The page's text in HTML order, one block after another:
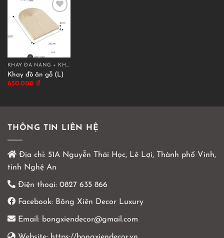
KHAY ĐA NĂNG + KHAY TRANG TRÍ
Khay đồ ăn gỗ (L)
650.000 ₫
THÔNG TIN LIÊN HỆ
Địa chỉ: 51A Nguyễn Thái Học, Lê Lợi, Thành phố Vinh,
tỉnh Nghệ An
Điện thoại: 0827 635 866
Facebook: Bông Xiên Decor Luxury
Email: bongxiendecor@gmail.com